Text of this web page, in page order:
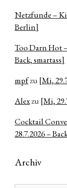
Netzfunde –
Berlin]
Too Darn Hot
Back, smartass]
mpfzu [Mi,
Alexzu [Mi,
Cocktail
28.7.2026 –
Archiv